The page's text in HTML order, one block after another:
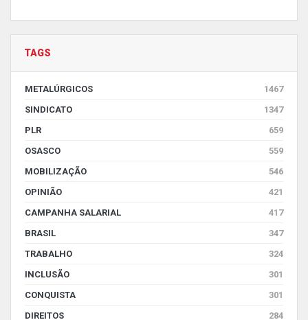
TAGS
METALÚRGICOS
1467
SINDICATO
1347
PLR
659
OSASCO
559
MOBILIZAÇÃO
546
OPINIÃO
421
CAMPANHA SALARIAL
417
BRASIL
347
TRABALHO
324
INCLUSÃO
301
CONQUISTA
301
DIREITOS
284